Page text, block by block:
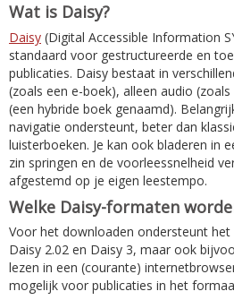
Wat is Daisy?
Daisy (Digital Accessible Information
standaard voor gestructureerde en
publicaties. Daisy bestaat in
(zoals een e-boek), alleen audio
(een hybride boek genaamd).
navigatie ondersteunt, beter dan
luisterboeken. Je kan ook bladeren in
zin springen en de voorleessnelheid
afgestemd op je eigen leestempo.
Welke Daisy-formaten
Voor het downloaden ondersteunt
Daisy 2.02 en Daisy 3, maar ook
lezen in een (courante)
mogelijk voor publicaties in het